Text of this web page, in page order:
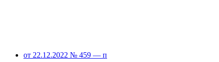
от 22.12.2022 № 459 — п